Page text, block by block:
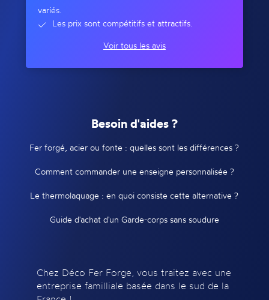
variés.
Les prix sont compétitifs et attractifs.
Voir tous les avis
Besoin d'aides ?
Fer forgé, acier ou fonte : quelles sont les différences ?
Comment commander une enseigne personnalisée ?
Le thermolaquage : en quoi consiste cette alternative ?
Guide d'achat d'un Garde-corps sans soudure
Chez Déco Fer Forge, vous traitez avec une
entreprise familliale basée dans le sud de la